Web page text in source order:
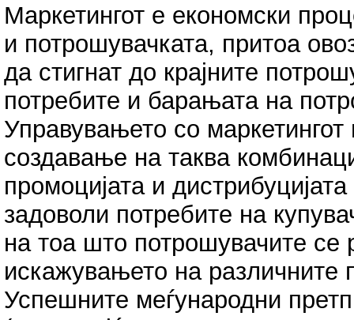
Маркетингот е економски
и потрошувачката, притоа
да стигнат до крајните
потребите и барањата на
Управувањето со
создавање на таква
промоцијата и
задоволи потребите на
на тоа што потрошувачите се
искажувањето на различните
Успешните меѓународни